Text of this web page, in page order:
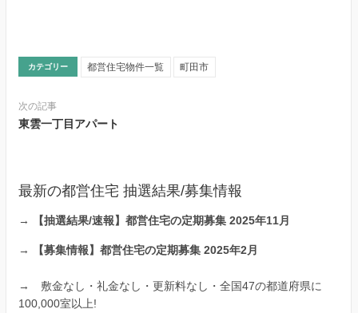
カテゴリー 都営住宅物件一覧 町田市
次の記事
東雲一丁目アパート
最新の都営住宅 抽選結果/募集情報
→ 【抽選結果/速報】都営住宅の定期募集 2025年11月
→ 【募集情報】都営住宅の定期募集 2025年2月
→ 敷金なし・礼金なし・更新料なし・全国47の都道府県に
100,000室以上!